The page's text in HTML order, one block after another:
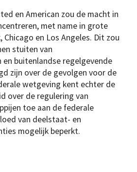
en American zou de macht in
met name in grote
Chicago en Los Angeles. Dit zou
stuiten van
buitenlandse regelgevende
zijn over de gevolgen voor de
wetgeving kent echter de
over de regulering van
toe aan de federale
van deelstaat- en
mogelijk beperkt.